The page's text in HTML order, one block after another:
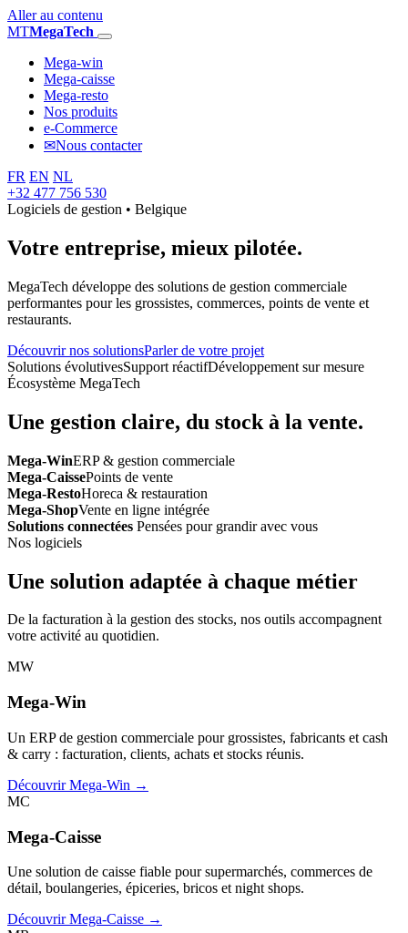
Aller au contenu
MTMegaTech
Mega-win
Mega-caisse
Mega-resto
Nos produits
e-Commerce
✉Nous contacter
FR EN NL
+32 477 756 530
Logiciels de gestion • Belgique
Votre entreprise, mieux pilotée.
MegaTech développe des solutions de gestion commerciale
performantes pour les grossistes, commerces, points de vente et
restaurants.
Découvrir nos solutionsParler de votre projet
Solutions évolutivesSupport réactifDéveloppement sur mesure
Écosystème MegaTech
Une gestion claire, du stock à la vente.
Mega-WinERP & gestion commerciale
Mega-CaissePoints de vente
Mega-RestoHoreca & restauration
Mega-ShopVente en ligne intégrée
Solutions connectées Pensées pour grandir avec vous
Nos logiciels
Une solution adaptée à chaque métier
De la facturation à la gestion des stocks, nos outils accompagnent
votre activité au quotidien.
MW
Mega-Win
Un ERP de gestion commerciale pour grossistes, fabricants et cash
& carry : facturation, clients, achats et stocks réunis.
Découvrir Mega-Win →
MC
Mega-Caisse
Une solution de caisse fiable pour supermarchés, commerces de
détail, boulangeries, épiceries, bricos et night shops.
Découvrir Mega-Caisse →